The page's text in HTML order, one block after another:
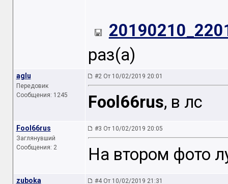
раз(а)
aglu
Передовик
Сообщения: 1245
#2 От 10/02/2019 20:01
Fool66rus, в лс
Fool66rus
Заглянувший
Сообщения: 2
#3 От 10/02/2019 20:05
На втором фото
zuboka #4 От 10/02/2019 21:31